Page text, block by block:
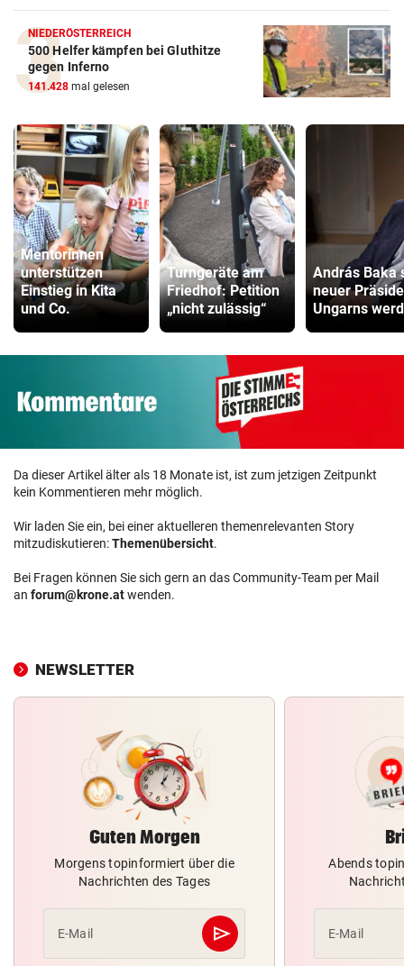
NIEDERÖSTERREICH
500 Helfer kämpfen bei Gluthitze
gegen Inferno
141.428 mal gelesen
Mentorinnen
unterstützen
Einstieg in Kita
und Co.
Turngeräte am
Friedhof: Petition
„nicht zulässig“
András Baka
neuer
Ungarns
Da dieser Artikel älter als 18 Monate ist, ist zum jetzigen Zeitpunkt
kein Kommentieren mehr möglich.
Wir laden Sie ein, bei einer aktuelleren themenrelevanten Story
mitzudiskutieren:Themenübersicht.
Bei Fragen können Sie sich gern an das Community-Team per Mail
an forum@krone.atwenden.
NEWSLETTER
Guten Morgen
Morgens topinformiert über die
Nachrichten des Tages
E-Mail send
Abschicken
Abends
E-Mail